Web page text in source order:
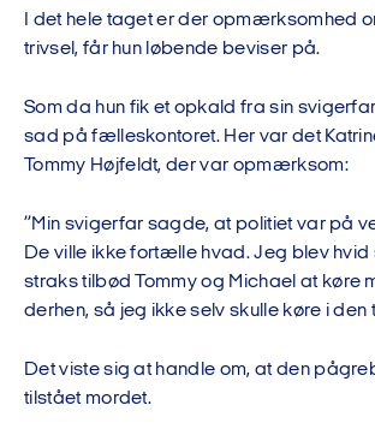
I det hele taget er der opmærksomhed
trivsel, får hun løbende beviser på.
Som da hun fik et opkald fra sin
sad på fælleskontoret. Her var det
Tommy Højfeldt, der var opmærksom:
”Min svigerfar sagde, at politiet var på
De ville ikke fortælle hvad. Jeg blev hvid
straks tilbød Tommy og Michael at køre
derhen, så jeg ikke selv skulle køre i den
Det viste sig at handle om, at den
tilstået mordet.